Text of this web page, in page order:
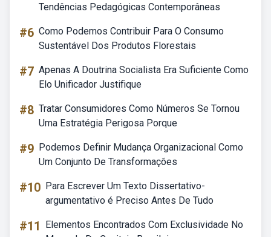
Tendências Pedagógicas Contemporâneas
#6 Como Podemos Contribuir Para O Consumo
Sustentável Dos Produtos Florestais
#7 Apenas A Doutrina Socialista Era Suficiente Como
Elo Unificador Justifique
#8 Tratar Consumidores Como Números Se Tornou
Uma Estratégia Perigosa Porque
#9 Podemos Definir Mudança Organizacional Como
Um Conjunto De Transformações
#10 Para Escrever Um Texto Dissertativo-
argumentativo é Preciso Antes De Tudo
#11
Elementos Encontrados Com Exclusividade No